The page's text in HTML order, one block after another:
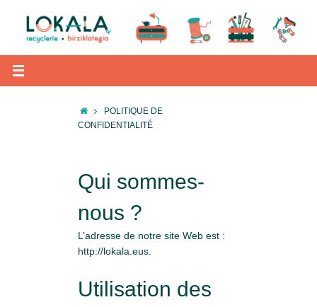
contenu
ACCUEIL
POLITIQUE DE
CONFIDENTIALITÉ
Qui sommes-
nous ?
L’adresse de notre site Web est :
http://lokala.eus.
Utilisation des